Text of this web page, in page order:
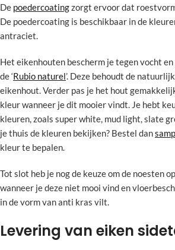
De poedercoatingzorgt ervoor dat
De poedercoating is beschikbaar in de
antraciet.
Het eikenhouten bescherm je tegen vocht
de ‘Rubio naturel’. Deze behoudt de
eikenhout. Verder pas je het hout
kleur wanneer je dit mooier vindt. Je hebt
kleuren, zoals super white, mud light, slate
je thuis de kleuren bekijken? Bestel dan
kleur te bepalen.
Tot slot heb je nog de keuze om de noesten
wanneer je deze niet mooi vind en
in de vorm van anti kras vilt.
Levering van eiken